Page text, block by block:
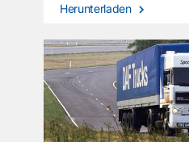
Herunterladen